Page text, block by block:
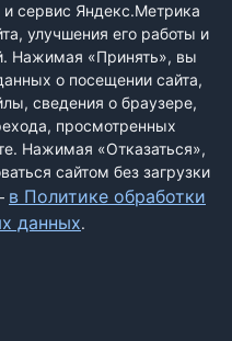
В выходные
вацап всяких хамских
...
сервис Яндекс.Метрика
улучшения его работы и
Нажимая «Принять», вы
о посещении сайта,
сведения о браузере,
просмотренных
Нажимая «Отказаться»,
сайтом без загрузки
в Политике обработки
данных.